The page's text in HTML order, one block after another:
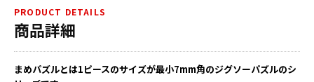
PRODUCT DETAILS
商品詳細
まめパズルとは1ピースのサイズが最小7mm角のジグソーパズルのシ